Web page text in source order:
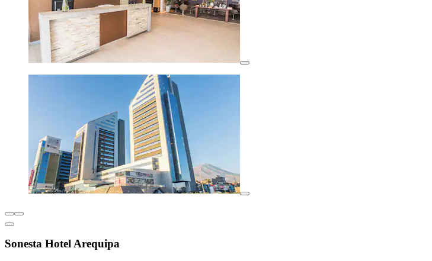
Sonesta Hotel Arequipa